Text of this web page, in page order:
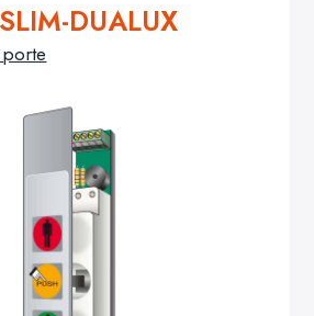
DUALUX